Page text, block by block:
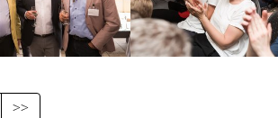
>>